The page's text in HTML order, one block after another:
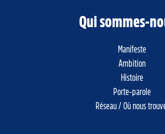
Qui sommes-
Manifeste
Ambition
Histoire
Porte-parole
Réseau / Où nous